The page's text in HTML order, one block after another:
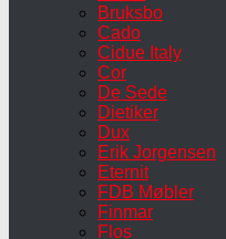
Bruksbo
Cado
Cidue Italy
Cor
De Sede
Dietiker
Dux
Erik Jorgensen
Eternit
FDB Møbler
Finmar
Flos